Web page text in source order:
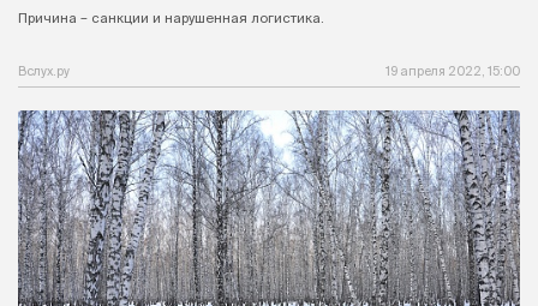
Причина – санкции и нарушенная логистика.
Вслух.ру 19 апреля 2022, 15:00